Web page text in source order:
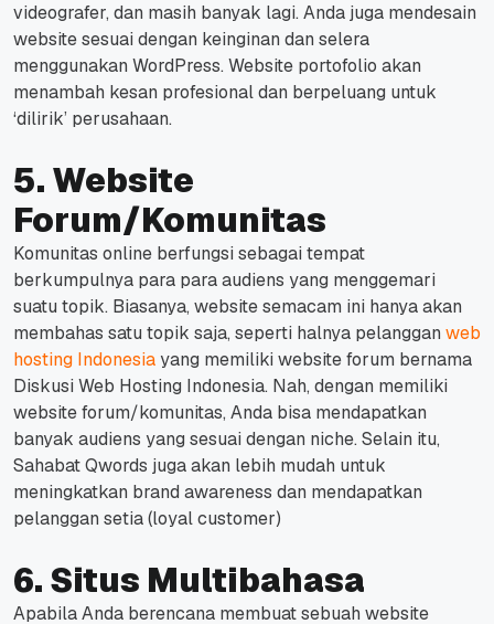
videografer, dan masih banyak lagi. Anda juga mendesain
website sesuai dengan keinginan dan selera
menggunakan WordPress. Website portofolio akan
menambah kesan profesional dan berpeluang untuk
‘dilirik’ perusahaan.
5. Website
Forum/Komunitas
Komunitas online berfungsi sebagai tempat
berkumpulnya para para audiens yang menggemari
suatu topik. Biasanya, website semacam ini hanya akan
membahas satu topik saja, seperti halnya pelanggan web
hosting Indonesia yang memiliki website forum bernama
Diskusi Web Hosting Indonesia. Nah, dengan memiliki
website forum/komunitas, Anda bisa mendapatkan
banyak audiens yang sesuai dengan niche. Selain itu,
Sahabat Qwords juga akan lebih mudah untuk
meningkatkan brand awareness dan mendapatkan
pelanggan setia (loyal customer)
6. Situs Multibahasa
Apabila Anda berencana membuat sebuah website